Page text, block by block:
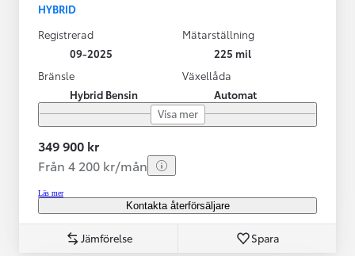
HYBRID
Registrerad
09-2025
Mätarställning
225 mil
Bränsle
Hybrid Bensin
Växellåda
Automat
Visa mer
349 900 kr
Från 4 200 kr/mån
Läs mer
Kontakta återförsäljare
Jämförelse Spara